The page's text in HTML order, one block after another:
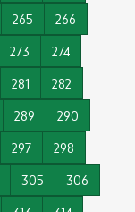
265
266
273
274
281
282
289
290
297
298
305
306